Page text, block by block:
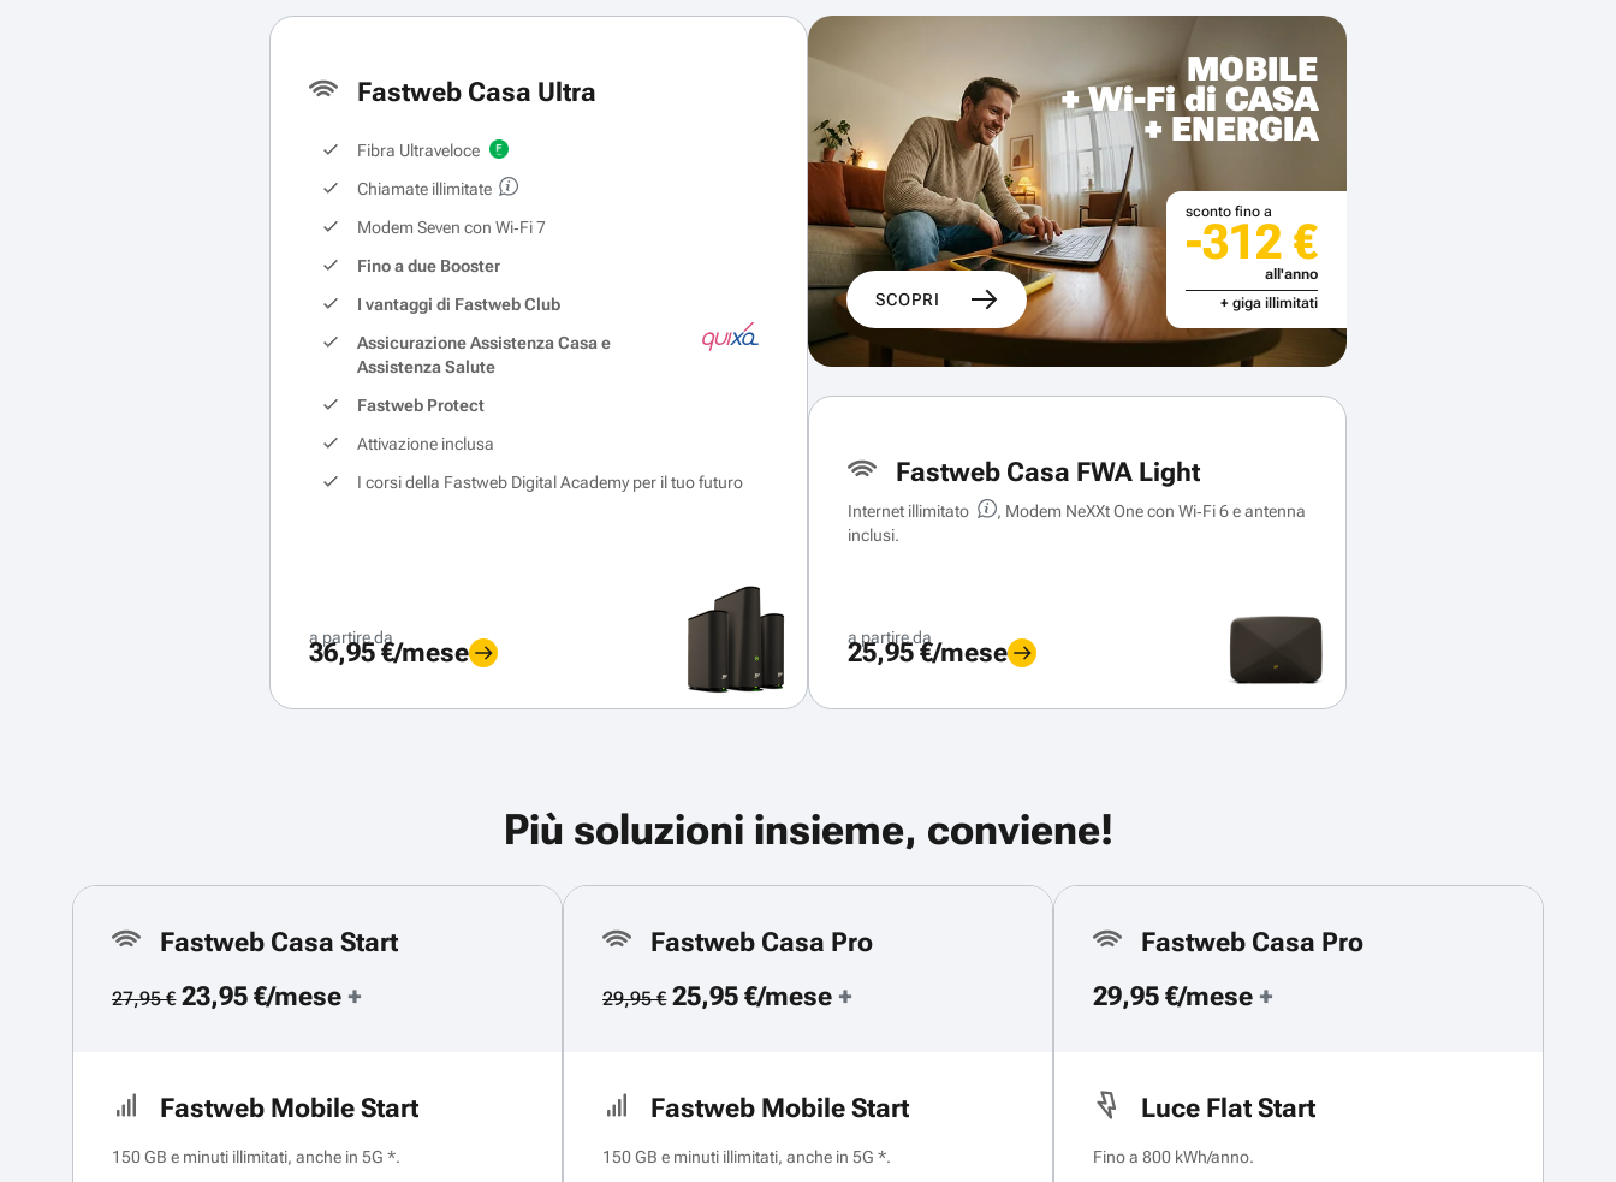
Fastweb Casa Ultra
Fibra Ultraveloce
Chiamate illimitate
Modem Seven con Wi‑Fi 7
Fino a due Booster
I vantaggi di Fastweb Club
Assicurazione Assistenza Casa e
Assistenza Salute
Fastweb Protect
Attivazione inclusa
I corsi della Fastweb Digital Academy per il tuo futuro
a partire da
36,95 €/mese
MOBILE
+ Wi-Fi di CASA
+ ENERGIA
SCOPRI
sconto fino a
-312 €
all'anno
+ giga illimitati
Fastweb Casa FWA Light
Internet illimitato
, Modem NeXXt One con Wi‑Fi 6 e antenna
inclusi.
a partire da
25,95 €/mese
Più soluzioni insieme, conviene!
Fastweb Casa Start
27,95 €23,95 €/mese +
Fastweb Mobile Start
150 GB e minuti illimitati, anche in 5G *.
Fastweb Casa Pro
29,95 €25,95 €/mese +
Fastweb Mobile Start
150 GB e minuti illimitati, anche in 5G *.
Fastweb Casa Pro
29,95 €/mese +
Luce Flat Start
Fino a 800 kWh/anno.